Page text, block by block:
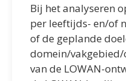
Bij het analyseren
per leeftijds- en/of
of de geplande
domein/
van de LOWAN-